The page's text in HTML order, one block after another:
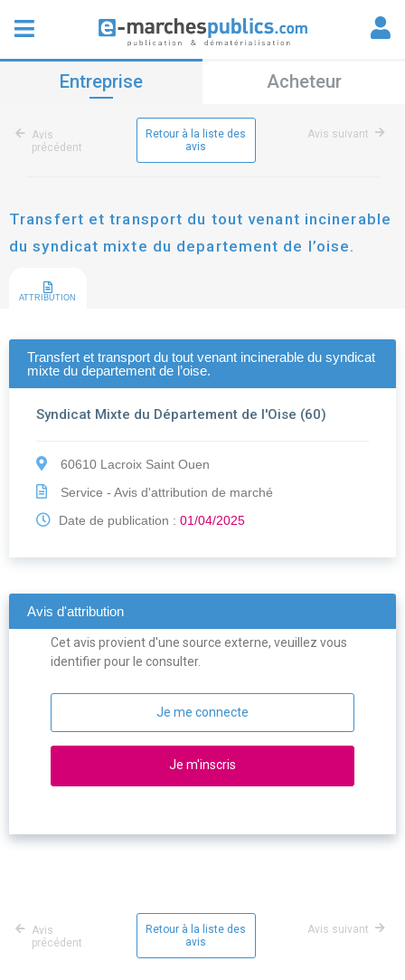
Entreprise Acheteur
Avis
précédent
Retour à la liste des
avis
Avis suivant
Transfert et transport du tout venant incinerable
du syndicat mixte du departement de l’oise.
ATTRIBUTION
Transfert et transport du tout venant incinerable du syndicat
mixte du departement de l’oise.
Syndicat Mixte du Département de l'Oise (60)
60610 Lacroix Saint Ouen
Service - Avis d'attribution de marché
Date de publication : 01/04/2025
Avis d'attribution
Cet avis provient d'une source externe, veuillez vous
identifier pour le consulter.
Je me connecte
Je m'inscris
Avis
précédent
Retour à la liste des
avis
Avis suivant